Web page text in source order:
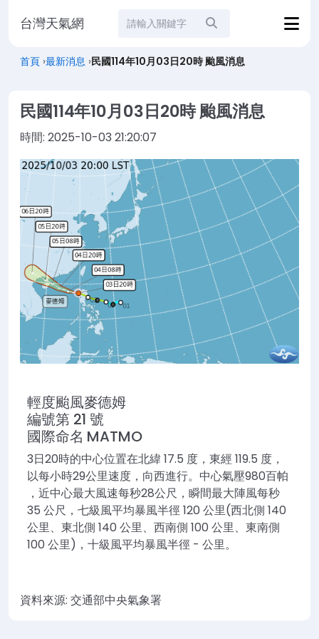
台灣天氣網 站內搜尋
首頁 ›最新消息 ›民國114年10月03日20時 颱風消息
民國114年10月03日20時 颱風消息
時間: 2025-10-03 21:20:07
輕度颱風麥德姆
編號第 21 號
國際命名 MATMO
3日20時的中心位置在北緯 17.5 度，東經 119.5 度，
以每小時29公里速度，向西進行。 中心氣壓980百帕
， 近中心最大風速每秒28公尺 ，瞬間最大陣風每秒
35 公尺，七級風平均暴風半徑 120 公里(西北側 140
公里、東北側 140 公里、西南側 100 公里、東南側
100 公里)，十級風平均暴風半徑 - 公里。
資料來源: 交通部中央氣象署